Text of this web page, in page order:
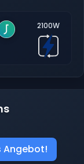
2100W
Angebot!